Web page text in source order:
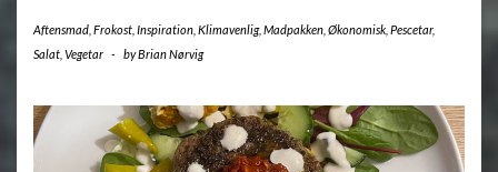
Aftensmad Frokost Inspiration Klimavenlig, Madpakken Økonomisk Pescetar,
Salat Vegetar - byBrian Nørvig